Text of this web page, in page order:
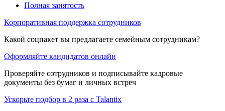
Полная занятость
Корпоративная поддержка сотрудников
Какой соцпакет вы предлагаете семейным сотрудникам?
Оформляйте кандидатов онлайн
Проверяйте сотрудников и подписывайте кадровые
документы без бумаг и личных встреч
Ускорьте подбор в 2 раза с Talantix